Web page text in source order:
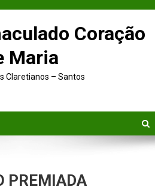
Coração
Maria
Claretianos – Santos
PREMIADA